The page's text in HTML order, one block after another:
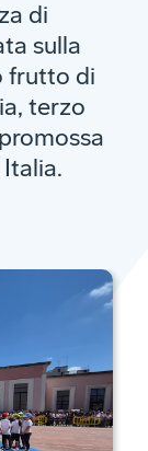
di
sulla
frutto di
terzo